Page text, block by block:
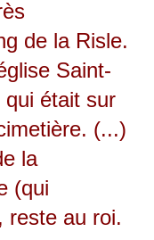
de la Risle.
Saint-
qui était sur
(...)
la
(qui
reste au roi.